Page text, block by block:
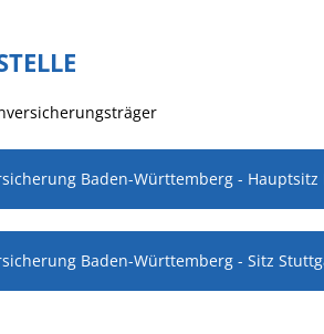
Baden-Württemberg -
Baden-Württemberg - Sitz